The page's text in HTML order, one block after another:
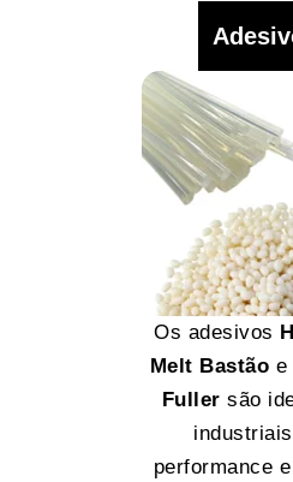
Os adesivos
Melt Bastão e
Fuller são
performance